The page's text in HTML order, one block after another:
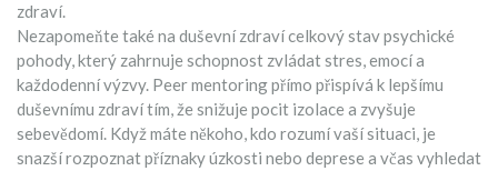
zdraví.
Nezapomeňte také na duševní zdravícelkový stav psychické
pohody, který zahrnuje schopnost zvládat stres, emocí a
každodenní výzvy. Peer mentoring přímo přispívá k lepšímu
duševnímu zdraví tím, že snižuje pocit izolace a zvyšuje
sebevědomí. Když máte někoho, kdo rozumí vaší situaci, je
snazší rozpoznat příznaky úzkosti nebo deprese a včas vyhledat